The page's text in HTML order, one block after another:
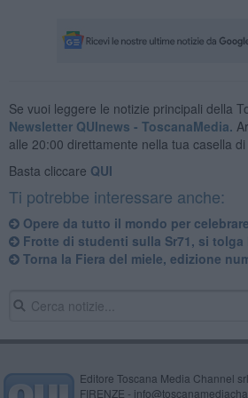
Se vuoi leggere le notizie principali della
Newsletter QUInews - ToscanaMedia.
alle 20:00 direttamente nella tua casella di
Basta cliccare QUI
Ti potrebbe interessare anche:
Opere da tutto il mondo per
Frotte di studenti sulla Sr71, si tolga
Torna la Fiera del miele, edizione
Editore Toscana Media Channel
FIRENZE -